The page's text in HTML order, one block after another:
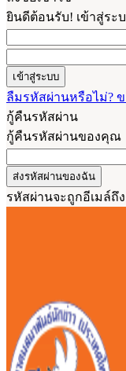
ยินดีต้อนรับ! เข้าสู่ร
ลืมรหัสผ่านหรือไม่?
กู้คืนรหัสผ่าน
กู้คืนรหัสผ่านของคุณ
รหัสผ่านจะถูกอีเมล์ถึ